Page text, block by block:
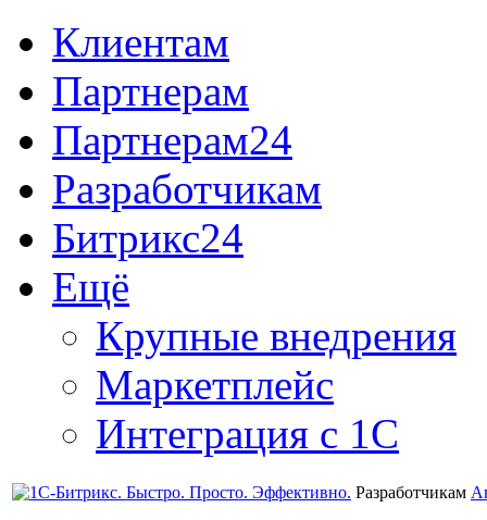
Клиентам
Партнерам
Партнерам24
Разработчикам
Битрикс24
Ещё
Крупные внедрения
Маркетплейс
Интеграция с 1С
Разработчикам